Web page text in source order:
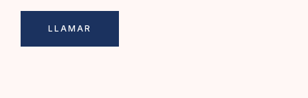
LLAMAR